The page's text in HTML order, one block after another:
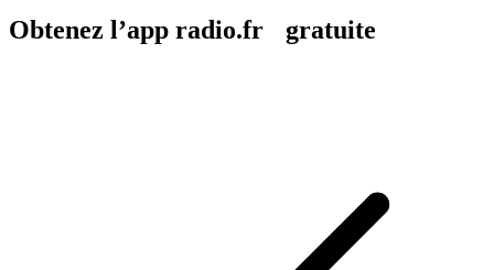
Obtenez l’app radio.fr gratuite